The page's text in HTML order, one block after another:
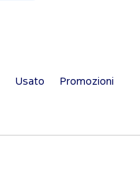
Usato Promozioni